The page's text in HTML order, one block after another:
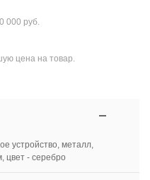
000 руб.
цена на товар.
устройство, металл,
цвет - серебро